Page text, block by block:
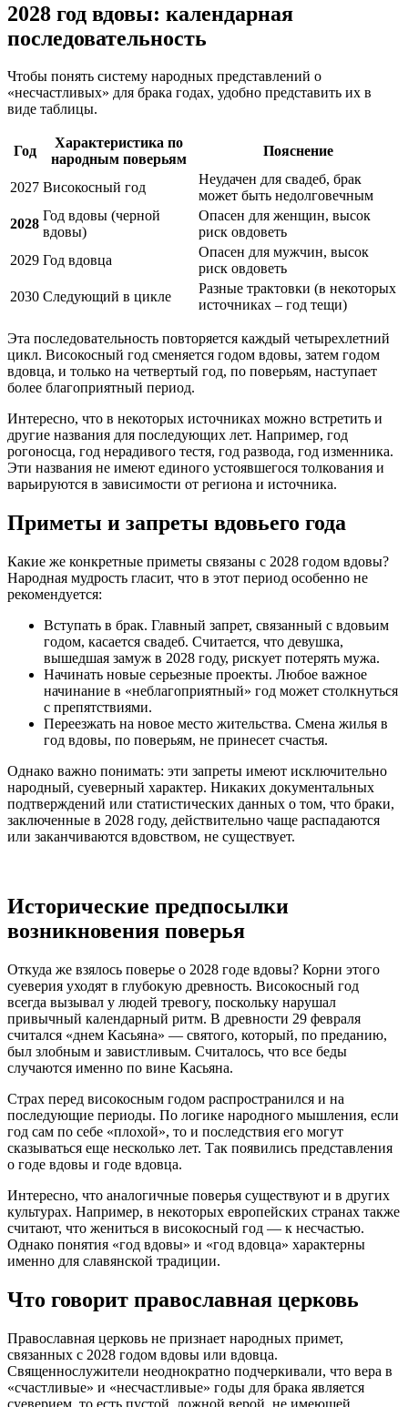
2028 год вдовы: календарная
последовательность
Чтобы понять систему народных представлений о
«несчастливых» для брака годах, удобно представить их в
виде таблицы.
Год
Характеристика по
народным поверьям
Пояснение
2027 Високосный год
Неудачен для свадеб, брак
может быть недолговечным
2028
Год вдовы (черной
вдовы)
Опасен для женщин, высок
риск овдоветь
2029 Год вдовца
Опасен для мужчин, высок
риск овдоветь
2030 Следующий в цикле
Разные трактовки (в некоторых
источниках – год тещи)
Эта последовательность повторяется каждый четырехлетний
цикл. Високосный год сменяется годом вдовы, затем годом
вдовца, и только на четвертый год, по поверьям, наступает
более благоприятный период.
Интересно, что в некоторых источниках можно встретить и
другие названия для последующих лет. Например, год
рогоносца, год нерадивого тестя, год развода, год изменника.
Эти названия не имеют единого устоявшегося толкования и
варьируются в зависимости от региона и источника.
Приметы и запреты вдовьего года
Какие же конкретные приметы связаны с 2028 годом вдовы?
Народная мудрость гласит, что в этот период особенно не
рекомендуется:
Вступать в брак. Главный запрет, связанный с вдовьим
годом, касается свадеб. Считается, что девушка,
вышедшая замуж в 2028 году, рискует потерять мужа.
Начинать новые серьезные проекты. Любое важное
начинание в «неблагоприятный» год может столкнуться
с препятствиями.
Переезжать на новое место жительства. Смена жилья в
год вдовы, по поверьям, не принесет счастья.
Однако важно понимать: эти запреты имеют исключительно
народный, суеверный характер. Никаких документальных
подтверждений или статистических данных о том, что браки,
заключенные в 2028 году, действительно чаще распадаются
или заканчиваются вдовством, не существует.
Исторические предпосылки
возникновения поверья
Откуда же взялось поверье о 2028 годе вдовы? Корни этого
суеверия уходят в глубокую древность. Високосный год
всегда вызывал у людей тревогу, поскольку нарушал
привычный календарный ритм. В древности 29 февраля
считался «днем Касьяна» — святого, который, по преданию,
был злобным и завистливым. Считалось, что все беды
случаются именно по вине Касьяна.
Страх перед високосным годом распространился и на
последующие периоды. По логике народного мышления, если
год сам по себе «плохой», то и последствия его могут
сказываться еще несколько лет. Так появились представления
о годе вдовы и годе вдовца.
Интересно, что аналогичные поверья существуют и в других
культурах. Например, в некоторых европейских странах также
считают, что жениться в високосный год — к несчастью.
Однако понятия «год вдовы» и «год вдовца» характерны
именно для славянской традиции.
Что говорит православная церковь
Православная церковь не признает народных примет,
связанных с 2028 годом вдовы или вдовца.
Священнослужители неоднократно подчеркивали, что вера в
«счастливые» и «несчастливые» годы для брака является
суеверием, то есть пустой, ложной верой, не имеющей